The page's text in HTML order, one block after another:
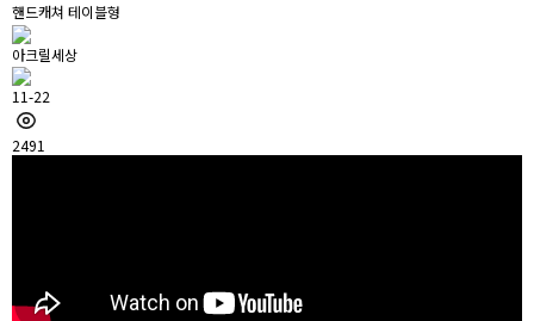
핸드캐쳐 테이블형
아크릴세상
11-22
2491